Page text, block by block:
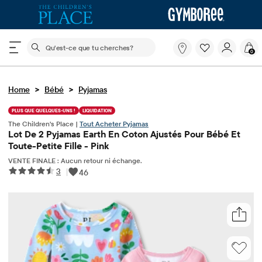
Le champ de recherche ci-dessous filtre les
Qu'est-
que
0
Home > Bébé > Pyjamas
PLUS QUE QUELQUES-UNS ! LIQUIDATION
The Children's Place | Tout Acheter Pyjamas
Lot De 2 Pyjamas Earth En Coton Ajustés Pour Bébé Et
Toute-Petite Fille - Pink
VENTE FINALE : Aucun retour ni échange.
3 | 46